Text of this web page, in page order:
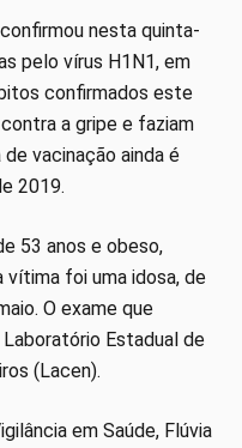
nesta quinta-
pelo vírus H1N1, em
confirmados este
a gripe e faziam
vacinação ainda é
2019.
53 anos e obeso,
vítima foi uma idosa, de
O exame que
Estadual de
(Lacen).
em Saúde, Flúvia